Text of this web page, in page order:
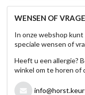
WENSEN OF
In onze webshop
speciale wensen of
Heeft u een allergie?
winkel om te horen of